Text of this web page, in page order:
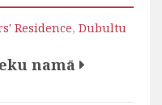
Residence, Dubultu
namā